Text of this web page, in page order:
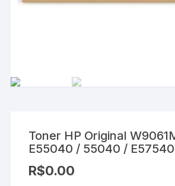
Toner HP Original
E55040 / 55040 /
R$0.00